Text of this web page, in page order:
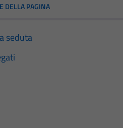
DELLA PAGINA
seduta